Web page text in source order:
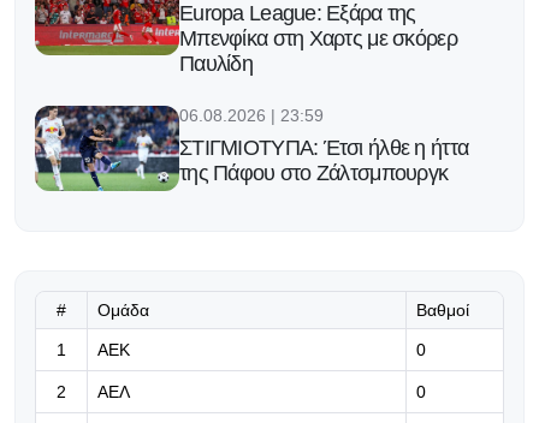
Europa League: Εξάρα της
Μπενφίκα στη Χαρτς με σκόρερ
Παυλίδη
06.08.2026 | 23:59
ΣΤΙΓΜΙΟΤΥΠΑ: Έτσι ήλθε η ήττα
της Πάφου στο Ζάλτσμπουργκ
Νέες «Σειρήνες» για Ζεσούς
# Ομάδα Βαθμοί
1 ΑΕΚ 0
2 ΑΕΛ 0